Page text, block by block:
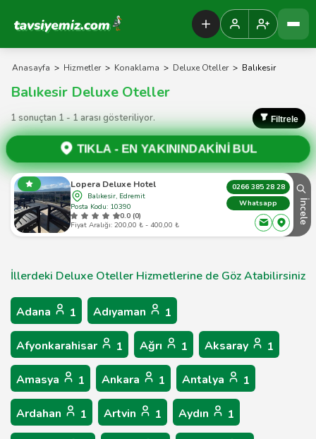
Tavsiyemiz Anasayfa
Anasayfa > Hizmetler > Konaklama > Deluxe Oteller > Balıkesir
Balıkesir Deluxe Oteller
1 sonuçtan 1 - 1 arası gösteriliyor. Filtrele
TIKLA - EN YAKININDAKİNİ BUL
Lopera Deluxe Hotel
Balıkesir, Edremit
Posta Kodu: 10390
0.0 (0)
Fiyat Aralığı: 200,00 ₺ - 400,00 ₺
0266 385 28 28
Whatsapp
İncele
İllerdeki Deluxe Oteller Hizmetlerine de Göz Atabilirsiniz
Adana 1 Adıyaman 1
Afyonkarahisar 1 Ağrı 1 Aksaray 1
Amasya 1 Ankara 1 Antalya 1
Ardahan 1 Artvin 1 Aydın 1